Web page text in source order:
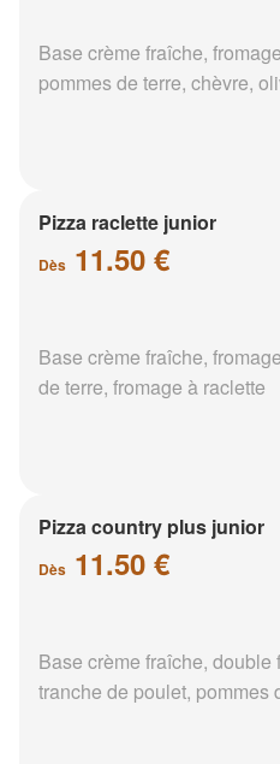
Base crème fraîche,
pommes de terre, chèvre,
Pizza raclette junior
Dès 11.50 €
Base crème fraîche,
de terre, fromage à raclette
Pizza country plus junior
Dès 11.50 €
Base crème fraîche,
tranche de poulet, pommes